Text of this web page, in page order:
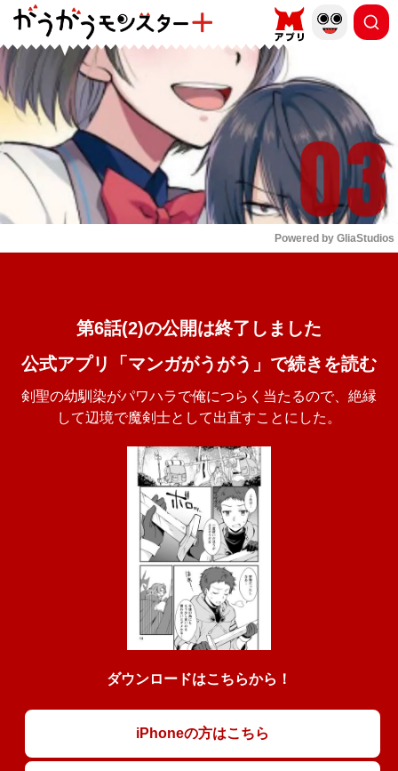
もっと読む
Powered by GliaStudios
第6話(2)の公開は終了しました
公式アプリ「マンガがうがう」で続きを読む
剣聖の幼馴染がパワハラで俺につらく当たるので、絶縁
して辺境で魔剣士として出直すことにした。
ダウンロードはこちらから！
iPhoneの方はこちら